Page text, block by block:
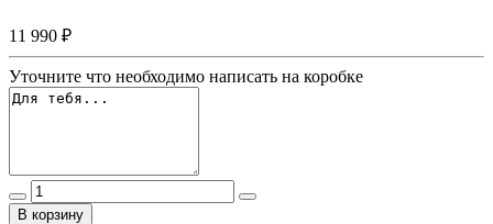
11 990 ₽
Уточните что необходимо написать на коробке
В корзину